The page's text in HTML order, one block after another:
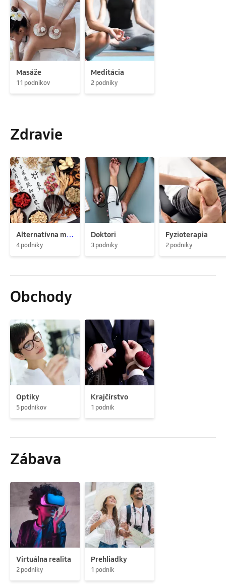
Masáže
11 podnikov
Meditácia
2 podniky
Zdravie
Alternatívna medicína
4 podniky
Doktori
3 podniky
Fyzioterapia
2 podniky
Obchody
Optiky
5 podnikov
Krajčírstvo
1 podnik
Zábava
Virtuálna realita
2 podniky
Prehliadky
1 podnik